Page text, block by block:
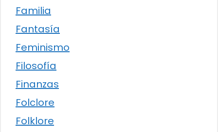
Familia
Fantasía
Feminismo
Filosofía
Finanzas
Folclore
Folklore